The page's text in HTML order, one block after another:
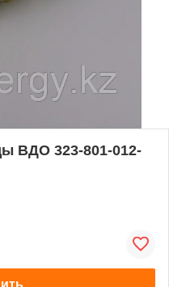
ВДО 323-801-012-